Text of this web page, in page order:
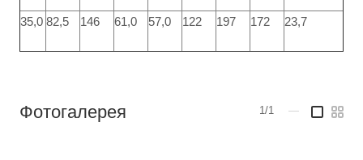
35,0 82,5 146 61,0 57,0 122 197 172 23,7
Фотогалерея 1/1 —